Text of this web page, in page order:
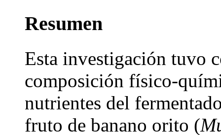
Resumen
Esta investigación tuvo
composición físico-
nutrientes del
fruto de banano orito (